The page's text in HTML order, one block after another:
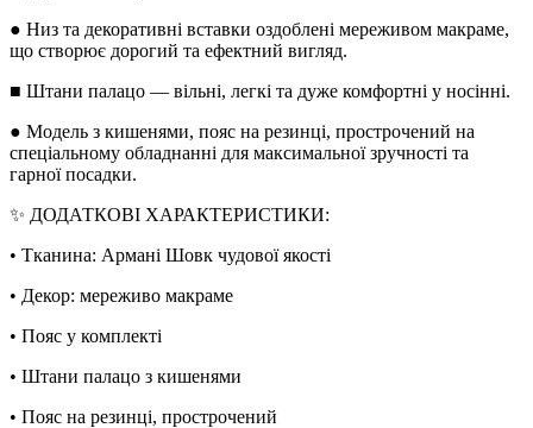
● Низ та декоративні вставки оздоблені мереживом макраме,
що створює дорогий та ефектний вигляд.
■ Штани палацо — вільні, легкі та дуже комфортні у носінні.
● Модель з кишенями, пояс на резинці, прострочений на
спеціальному обладнанні для максимальної зручності та
гарної посадки.
✨ ДОДАТКОВІ ХАРАКТЕРИСТИКИ:
• Тканина: Армані Шовк чудової якості
• Декор: мереживо макраме
• Пояс у комплекті
• Штани палацо з кишенями
• Пояс на резинці, прострочений